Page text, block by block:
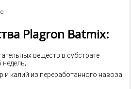
Plagron Batmix:
веществ в субстрате
недель;
калий из переработанного навоза